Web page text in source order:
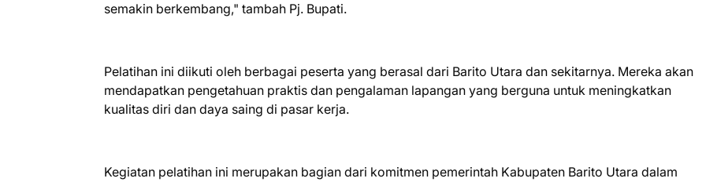
semakin berkembang," tambah Pj. Bupati.
Pelatihan ini diikuti oleh berbagai peserta yang berasal dari Barito Utara dan sekitarnya. Mereka akan
mendapatkan pengetahuan praktis dan pengalaman lapangan yang berguna untuk meningkatkan
kualitas diri dan daya saing di pasar kerja.
Kegiatan pelatihan ini merupakan bagian dari komitmen pemerintah Kabupaten Barito Utara dalam